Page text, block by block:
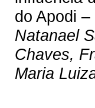
do Apodi –
Natanael
Chaves,
Maria